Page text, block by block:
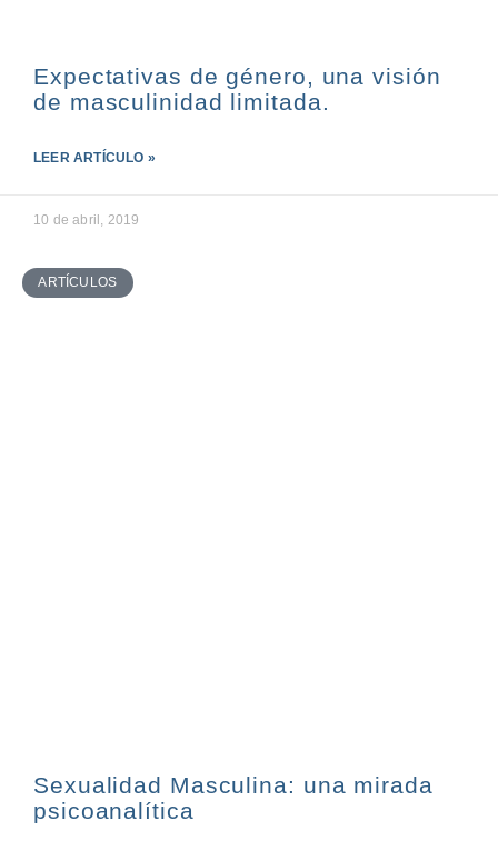
Expectativas de género, una visión
de masculinidad limitada.
LEER ARTÍCULO »
10 de abril, 2019
ARTÍCULOS
Sexualidad Masculina: una mirada
psicoanalítica